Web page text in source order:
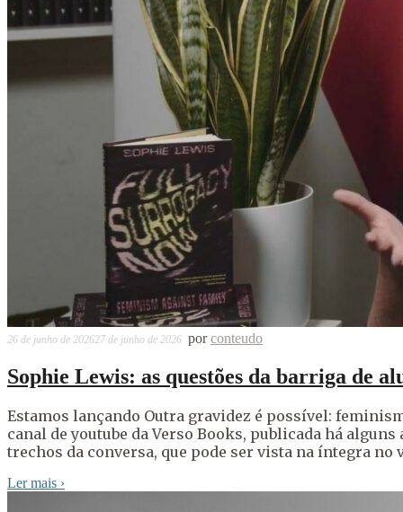
26 de junho de 202627 de junho de 2026 porconteudo
Sophie Lewis: as questões da barriga de
Estamos lançando Outra gravidez é possível:
canal de youtube da Verso Books, publicada há
trechos da conversa, que pode ser vista na íntegra no
Ler mais ›